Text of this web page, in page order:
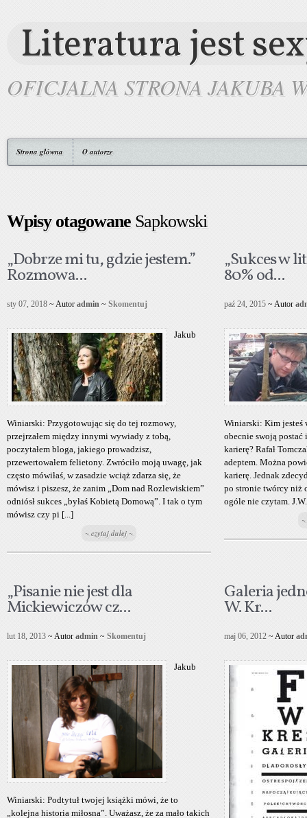
Literatura jest
OFICJALNA STRONA JAKUBA
Strona główna O autorze
Wpisy otagowaneSapkowski
„Dobrze mi tu, gdzie jestem.”
Rozmowa...
sty 07, 2018 ~ Autor admin ~ Skomentuj
Jakub
Winiarski: Przygotowując się do tej rozmowy,
przejrzałem między innymi wywiady z tobą,
poczytałem bloga, jakiego prowadzisz,
przewertowałem felietony. Zwróciło moją uwagę, jak
często mówiłaś, w zasadzie wciąż zdarza się, że
mówisz i piszesz, że zanim „Dom nad Rozlewiskiem”
odniósł sukces „byłaś Kobietą Domową”. I tak o tym
mówisz czy pi [...]
~ czytaj dalej ~
„Sukces w
80% od...
paź 24, 2015 ~ Autor
Winiarski: Kim jesteś
obecnie swoją postać
karierę? Rafał
adeptem. Można
karierę. Jednak
po stronie twórcy niż
ogóle nie czytam.
„Pisanie nie jest dla
Mickiewiczów cz...
lut 18, 2013 ~ Autor admin ~ Skomentuj
Jakub
Winiarski: Podtytuł twojej książki mówi, że to
„kolejna historia miłosna”. Uważasz, że za mało takich
Galeria
W. Kr...
maj 06, 2012 ~ Autor